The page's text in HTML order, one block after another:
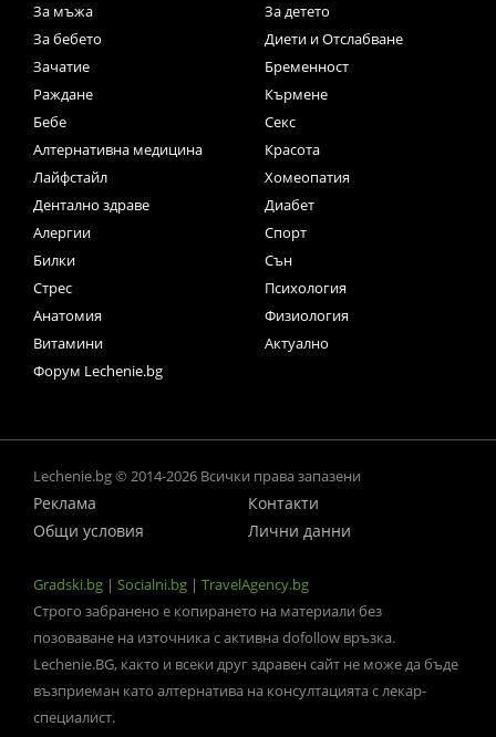
За мъжа
За детето
За бебето
Диети и Отслабване
Зачатие
Бременност
Раждане
Кърмене
Бебе
Секс
Алтернативна медицина
Красота
Лайфстайл
Хомеопатия
Дентално здраве
Диабет
Алергии
Спорт
Билки
Сън
Стрес
Психология
Анатомия
Физиология
Витамини
Актуално
Форум Lechenie.bg
Lechenie.bg © 2014-2026 Всички права запазени
Реклама
Контакти
Общи условия
Лични данни
Gradski.bg | Socialni.bg | TravelAgency.bg
Строго забранено е копирането на материали без
позоваване на източника с активна dofollow връзка.
Lechenie.BG, както и всеки друг здравен сайт не може да бъде
възприеман като алтернатива на консултацията с лекар-
специалист.